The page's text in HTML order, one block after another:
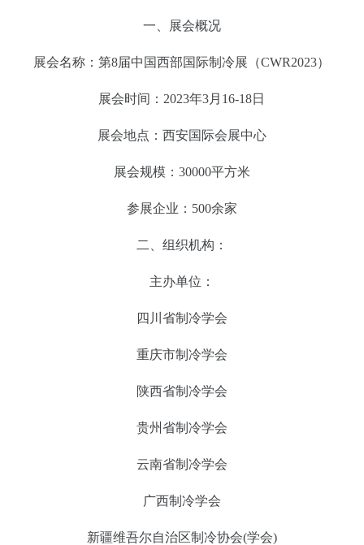
一、展会概况
展会名称：第8届中国西部国际制冷展（CWR2023）
展会时间：2023年3月16-18日
展会地点：西安国际会展中心
展会规模：30000平方米
参展企业：500余家
二、组织机构：
主办单位：
四川省制冷学会
重庆市制冷学会
陕西省制冷学会
贵州省制冷学会
云南省制冷学会
广西制冷学会
新疆维吾尔自治区制冷协会(学会)